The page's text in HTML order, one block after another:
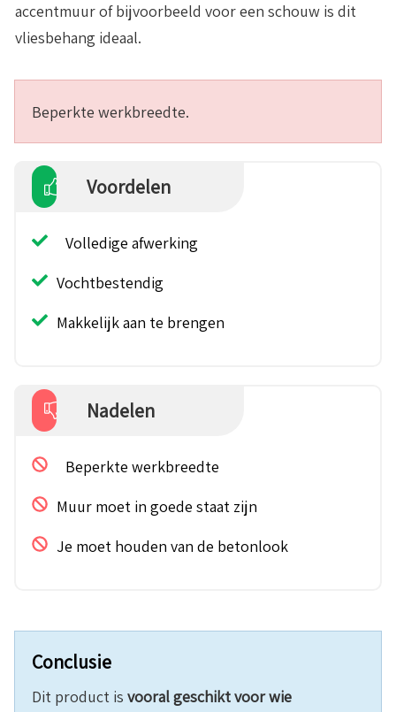
accentmuur of bijvoorbeeld voor een schouw is dit
vliesbehang ideaal.
Beperkte werkbreedte.
Voordelen
Volledige afwerking
Vochtbestendig
Makkelijk aan te brengen
Nadelen
Beperkte werkbreedte
Muur moet in goede staat zijn
Je moet houden van de betonlook
Conclusie
Dit product is vooral geschikt voor wie